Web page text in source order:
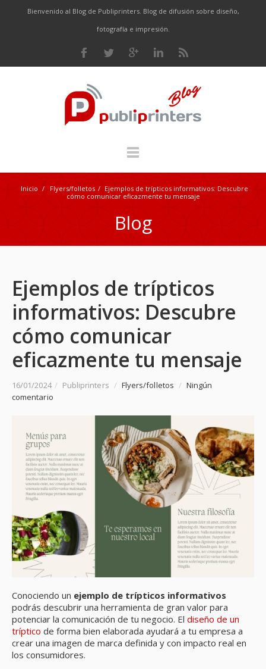
Bienvenido al Blog de Publiprinters. Blog de difusión sobre diseño,
fotografía e impresión.
Inicio / Flyers/folletos / Ejemplos de trípticos informativos: Descubre
cómo comunicar eficazmente tu mensaje
Blog
Ejemplos de trípticos
informativos: Descubre
cómo comunicar
eficazmente tu mensaje
16/01/2024 / Publiprinters / Flyers/folletos / Ningún
comentario
Conociendo un ejemplo de trípticos informativos
podrás descubrir una herramienta de gran valor para
potenciar la comunicación de tu negocio. El diseño de un
tríptico de forma bien elaborada ayudará a tu empresa a
crear una imagen de marca definida y con impacto real en
los consumidores.